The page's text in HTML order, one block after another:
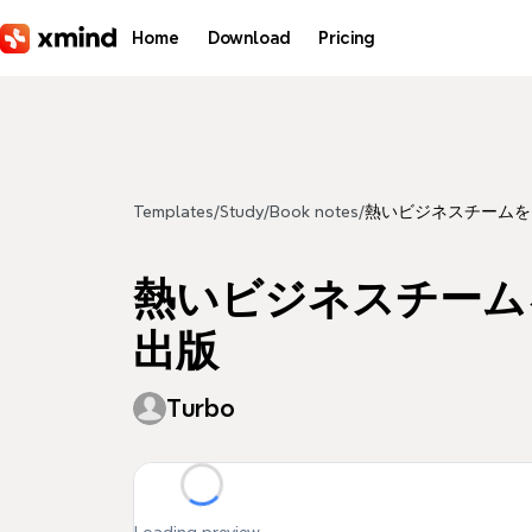
Home Download Pricing
Templates/Study/Book notes/熱いビジネスチーム
熱いビジネスチー
出版
Turbo